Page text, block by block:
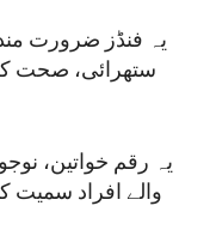
یہ فنڈز ضرورت
ستھرائی، صحت
یہ رقم خواتین،
والے افراد سمیت